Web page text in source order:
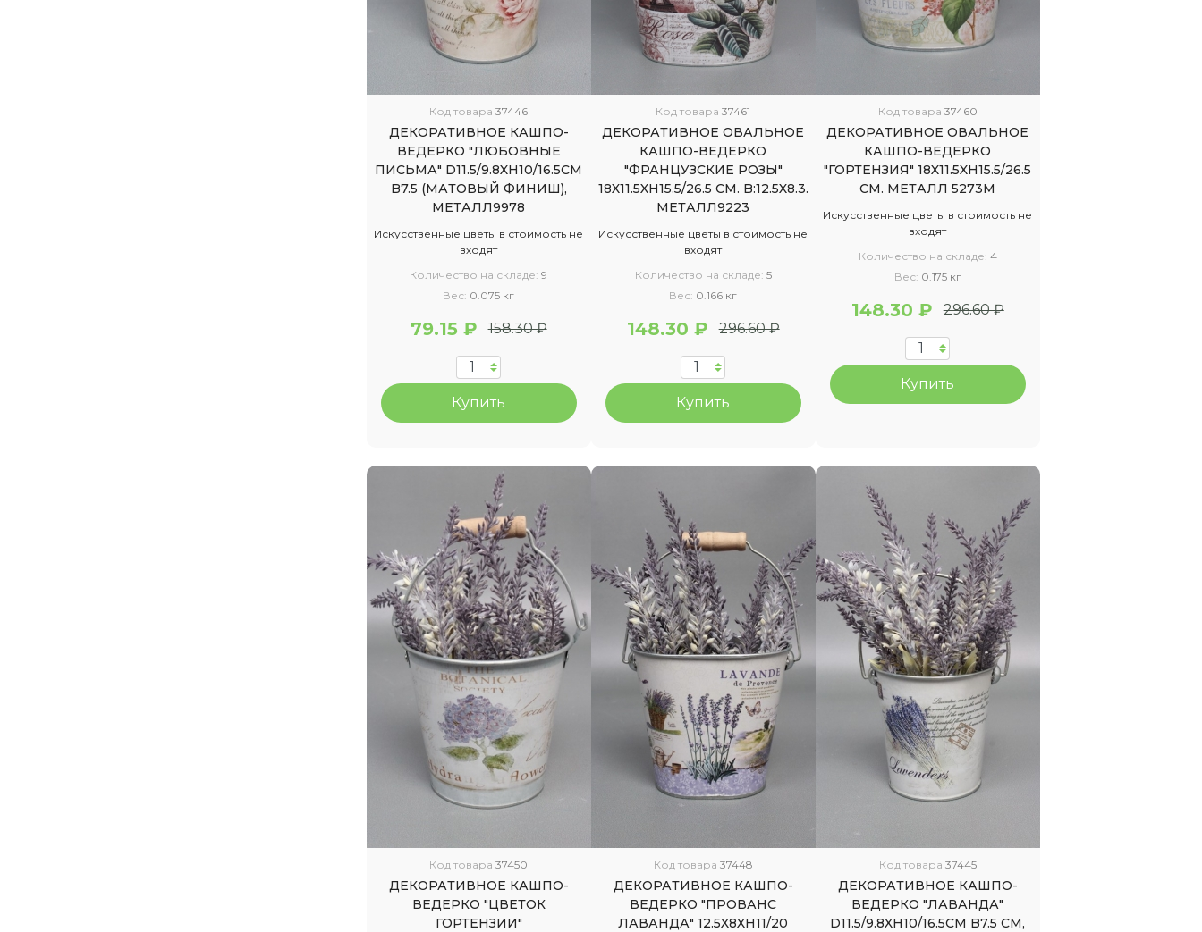
Код товара37446
ДЕКОРАТИВНОЕ КАШПО-
ВЕДЕРКО "ЛЮБОВНЫЕ
ПИСЬМА" D11.5/9.8XH10/16.5CM
B7.5 (МАТОВЫЙ ФИНИШ),
МЕТАЛЛ9978
Искусственные цветы в стоимость не
входят
Количество на складе:9
Вес: 0.075 кг
79.15 ₽ 158.30 ₽
Купить
Код товара37461
ДЕКОРАТИВНОЕ ОВАЛЬНОЕ
КАШПО-ВЕДЕРКО
"ФРАНЦУЗСКИЕ РОЗЫ"
18X11.5XH15.5/26.5 СМ. B:12.5X8.3.
МЕТАЛЛ9223
Искусственные цветы в стоимость не
входят
Количество на складе: 5
Вес: 0.166 кг
148.30 ₽ 296.60 ₽
Купить
Код товара 37460
ДЕКОРАТИВНОЕ ОВАЛЬНОЕ
КАШПО-ВЕДЕРКО
"ГОРТЕНЗИЯ" 18X11.5XH15.5/26.5
СМ. МЕТАЛЛ 5273М
Искусственные цветы в стоимость не
входят
Количество на складе: 4
Вес: 0.175 кг
148.30 ₽ 296.60 ₽
Купить
Код товара37450
ДЕКОРАТИВНОЕ КАШПО-
ВЕДЕРКО "ЦВЕТОК
ГОРТЕНЗИИ"
Код товара 37448
ДЕКОРАТИВНОЕ КАШПО-
ВЕДЕРКО "ПРОВАНС
ЛАВАНДА" 12.5X8XH11/20
Код товара 37445
ДЕКОРАТИВНОЕ КАШПО-
ВЕДЕРКО "ЛАВАНДА"
D11.5/9.8XH10/16.5CM B7.5 СМ,